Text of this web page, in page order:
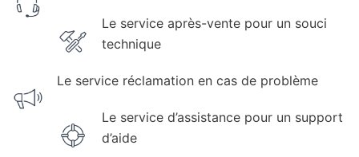
Le service après-vente pour un souci
technique
Le service réclamation en cas de problème
Le service d’assistance pour un support
d’aide